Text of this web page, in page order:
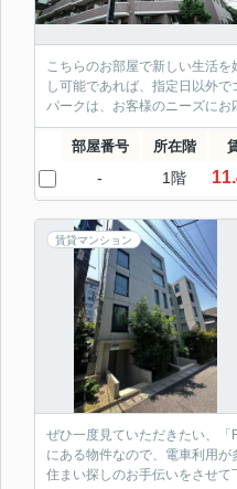
こちらのお部屋で新しい生活
し可能であれば、指定日以外
パークは、お客様のニーズにお
部屋番号 所在階
- 1階
賃貸マンション
ぜひ一度見ていただきたい、
にある物件なので、電車利用
住まい探しのお手伝いをさせて